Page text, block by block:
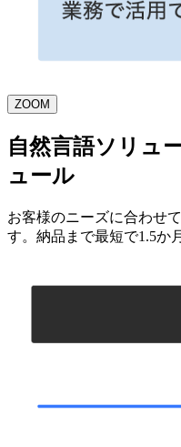
ZOOM
自然言語ソリュ
ュール
お客様のニーズに合わせ
す。納品まで最短で1.5か